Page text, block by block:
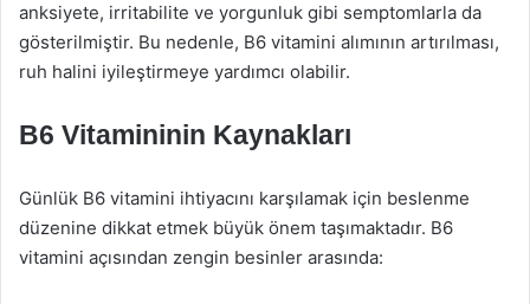
anksiyete, irritabilite ve yorgunluk gibi semptomlarla da
gösterilmiştir. Bu nedenle, B6 vitamini alımının artırılması,
ruh halini iyileştirmeye yardımcı olabilir.
B6 Vitamininin Kaynakları
Günlük B6 vitamini ihtiyacını karşılamak için beslenme
düzenine dikkat etmek büyük önem taşımaktadır. B6
vitamini açısından zengin besinler arasında: